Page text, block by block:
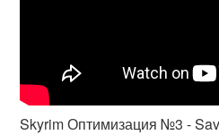
Skyrim Оптимизация №3 -